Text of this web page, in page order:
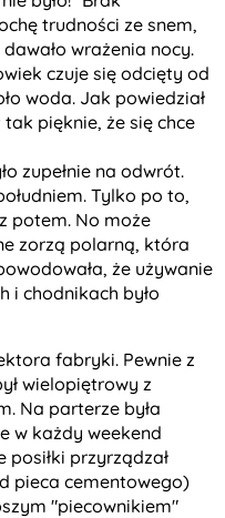
trudności ze snem,
wrażenia nocy.
czuje się odcięty od
woda. Jak powiedział
pięknie, że się chce
zupełnie na odwrót.
Tylko po to,
potem. No może
zorzą polarną, która
że używanie
i chodnikach było
fabryki. Pewnie z
wielopiętrowy z
Na parterze była
w każdy weekend
posiłki przyrządzał
pieca cementowego)
"piecownikiem"